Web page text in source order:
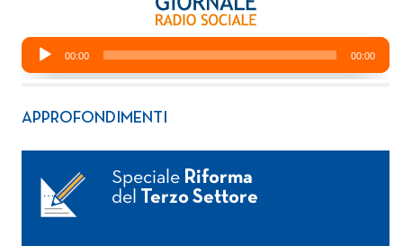
APPROFONDIMENTI
Speciale Riforma
del
Terzo Settore